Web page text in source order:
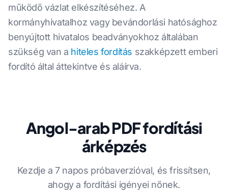
működő vázlat elkészítéséhez. A
kormányhivatalhoz vagy bevándorlási hatósághoz
benyújtott hivatalos beadványokhoz általában
szükség van a hiteles fordítás szakképzett emberi
fordító által áttekintve és aláírva.
Angol-arab PDF fordítási
árképzés
Kezdje a 7 napos próbaverzióval, és frissítsen,
ahogy a fordítási igényei nőnek.